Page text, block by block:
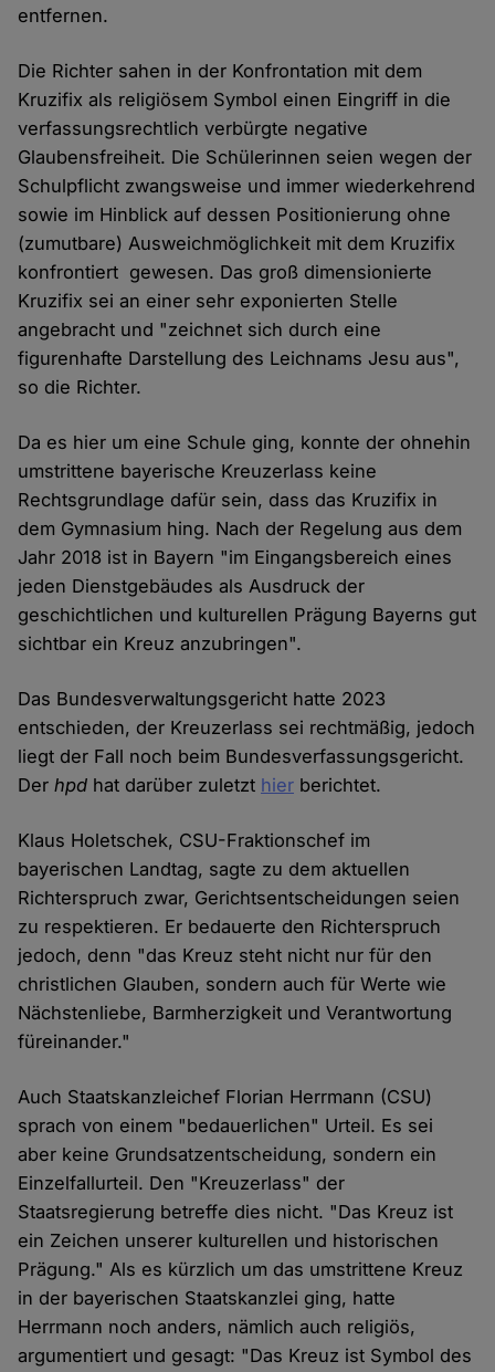
entfernen.
Die Richter sahen in der Konfrontation mit dem
Kruzifix als religiösem Symbol einen Eingriff in die
verfassungsrechtlich verbürgte negative
Glaubensfreiheit. Die Schülerinnen seien wegen der
Schulpflicht zwangsweise und immer wiederkehrend
sowie im Hinblick auf dessen Positionierung ohne
(zumutbare) Ausweichmöglichkeit mit dem Kruzifix
konfrontiert gewesen. Das groß dimensionierte
Kruzifix sei an einer sehr exponierten Stelle
angebracht und "zeichnet sich durch eine
figurenhafte Darstellung des Leichnams Jesu aus",
so die Richter.
Da es hier um eine Schule ging, konnte der ohnehin
umstrittene bayerische Kreuzerlass keine
Rechtsgrundlage dafür sein, dass das Kruzifix in
dem Gymnasium hing. Nach der Regelung aus dem
Jahr 2018 ist in Bayern "im Eingangsbereich eines
jeden Dienstgebäudes als Ausdruck der
geschichtlichen und kulturellen Prägung Bayerns gut
sichtbar ein Kreuz anzubringen".
Das Bundesverwaltungsgericht hatte 2023
entschieden, der Kreuzerlass sei rechtmäßig, jedoch
liegt der Fall noch beim Bundesverfassungsgericht.
Derhpd hat darüber zuletzt hier berichtet.
Klaus Holetschek, CSU-Fraktionschef im
bayerischen Landtag, sagte zu dem aktuellen
Richterspruch zwar, Gerichtsentscheidungen seien
zu respektieren. Er bedauerte den Richterspruch
jedoch, denn "das Kreuz steht nicht nur für den
christlichen Glauben, sondern auch für Werte wie
Nächstenliebe, Barmherzigkeit und Verantwortung
füreinander."
Auch Staatskanzleichef Florian Herrmann (CSU)
sprach von einem "bedauerlichen" Urteil. Es sei
aber keine Grundsatzentscheidung, sondern ein
Einzelfallurteil. Den "Kreuzerlass" der
Staatsregierung betreffe dies nicht. "Das Kreuz ist
ein Zeichen unserer kulturellen und historischen
Prägung." Als es kürzlich um das umstrittene Kreuz
in der bayerischen Staatskanzlei ging, hatte
Herrmann noch anders, nämlich auch religiös,
argumentiert und gesagt: "Das Kreuz ist Symbol des